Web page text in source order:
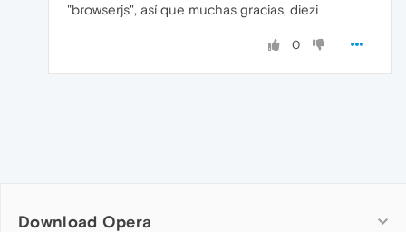
"browserjs", así que muchas gracias, diezi
0
Download Opera